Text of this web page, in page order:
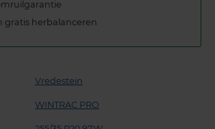
gratis herbalanceren
Vredestein
WINTRAC PRO